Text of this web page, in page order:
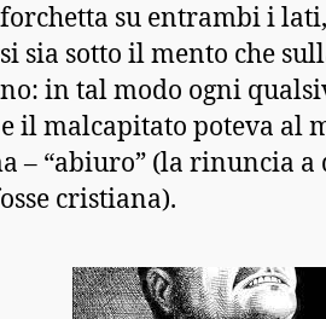
su entrambi i
sia sotto il mento che
in tal modo ogni
il malcapitato poteva al
– “abiuro” (la rinuncia
cristiana).